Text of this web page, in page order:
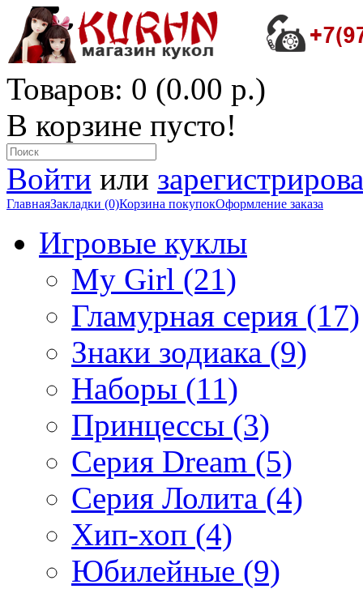
Товаров: 0 (0.00 р.)
В корзине пусто!
Войти или
ГлавнаяЗакладки (0)Корзина покупокОформление заказа
Игровые куклы
My Girl (21)
Гламурная серия (17)
Знаки зодиака (9)
Наборы (11)
Принцессы (3)
Серия Dream (5)
Серия Лолита (4)
Хип-хоп (4)
Юбилейные (9)